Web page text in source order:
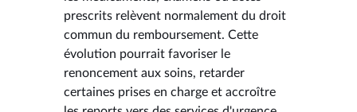
prescrits relèvent normalement du droit
commun du remboursement. Cette
évolution pourrait favoriser le
renoncement aux soins, retarder
certaines prises en charge et accroître